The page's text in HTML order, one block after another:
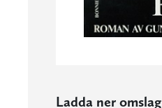
Ladda ner omslag